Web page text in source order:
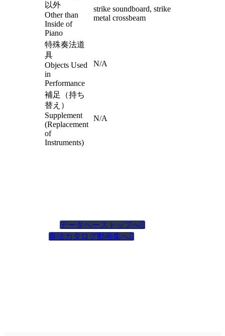
以外
Other than
Inside of
Piano
strike soundboard, strike
metal crossbeam
特殊奏法道
具
Objects Used
in
Performance
N/A
補足（持ち
替え）
Supplement
(Replacement
of
Instruments)
N/A
データベーストップへ
奏法カタログ動画集へ